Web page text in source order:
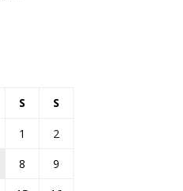
S S
1
2
8
9